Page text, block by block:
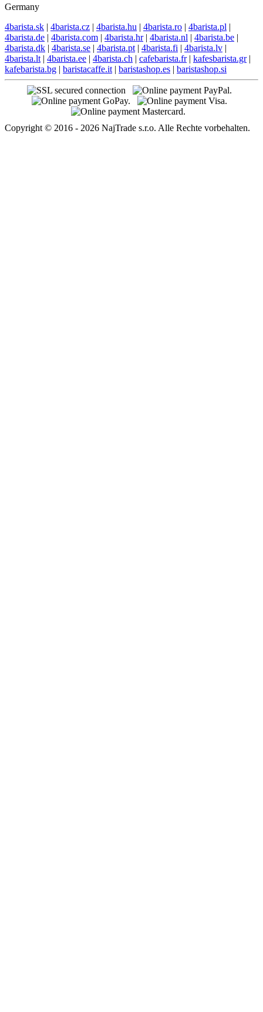
Germany
4barista.sk | 4barista.cz | 4barista.hu | 4barista.ro | 4barista.pl |
4barista.de | 4barista.com | 4barista.hr| 4barista.nl | 4barista.be |
4barista.dk | 4barista.se | 4barista.pt | 4barista.fi | 4barista.lv |
4barista.lt | 4barista.ee | 4barista.ch | cafebarista.fr| kafesbarista.gr|
kafebarista.bg | baristacaffe.it | baristashop.es | baristashop.si
Copyright © 2016 - 2026 NajTrade s.r.o. Alle Rechte vorbehalten.